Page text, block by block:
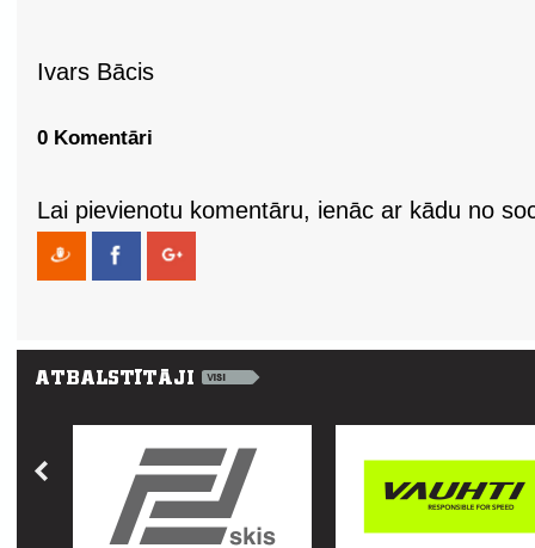
Ivars Bācis
0 Komentāri
Lai pievienotu komentāru, ienāc ar kādu no